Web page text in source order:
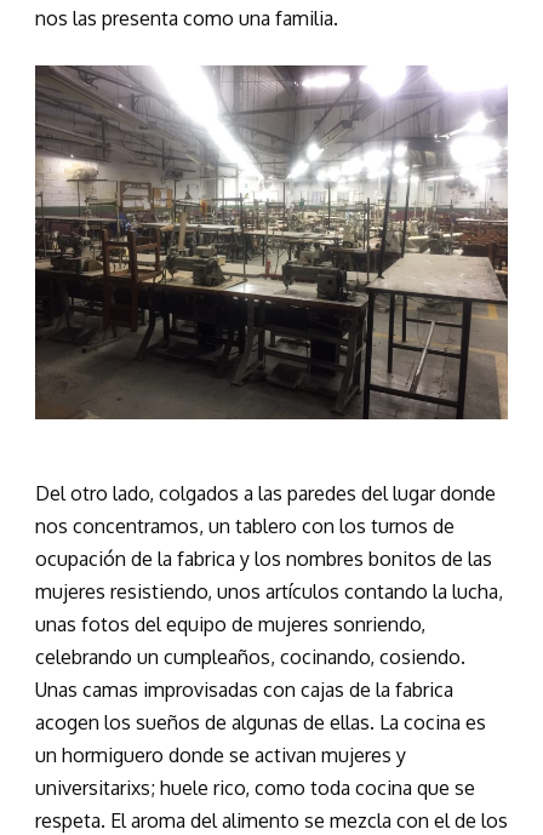
nos las presenta como una familia.
Del otro lado, colgados a las paredes del lugar donde
nos concentramos, un tablero con los turnos de
ocupación de la fabrica y los nombres bonitos de las
mujeres resistiendo, unos artículos contando la lucha,
unas fotos del equipo de mujeres sonriendo,
celebrando un cumpleaños, cocinando, cosiendo.
Unas camas improvisadas con cajas de la fabrica
acogen los sueños de algunas de ellas. La cocina es
un hormiguero donde se activan mujeres y
universitarixs; huele rico, como toda cocina que se
respeta. El aroma del alimento se mezcla con el de los